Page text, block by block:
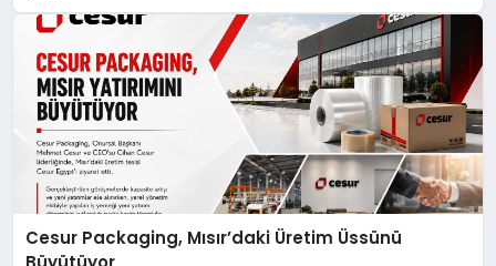
Cesur Packaging, Mısır’daki Üretim Üssünü